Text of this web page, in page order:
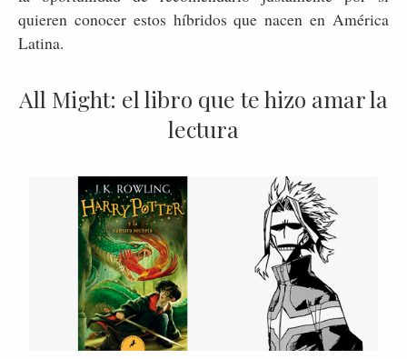
quieren conocer estos híbridos que nacen en América
Latina.
All Might: el libro que te hizo amar la
lectura